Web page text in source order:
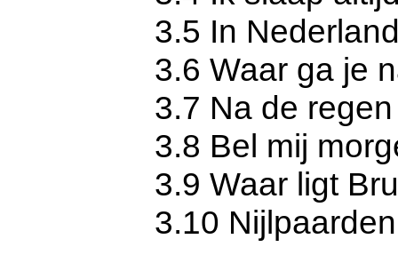
3.5 In
3.6 Waar ga je
3.7 Na de
3.8 Bel mij
3.9 Waar ligt
3.10